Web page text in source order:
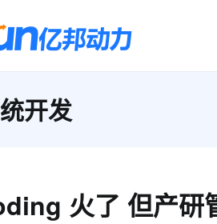
开发
火了 但产研